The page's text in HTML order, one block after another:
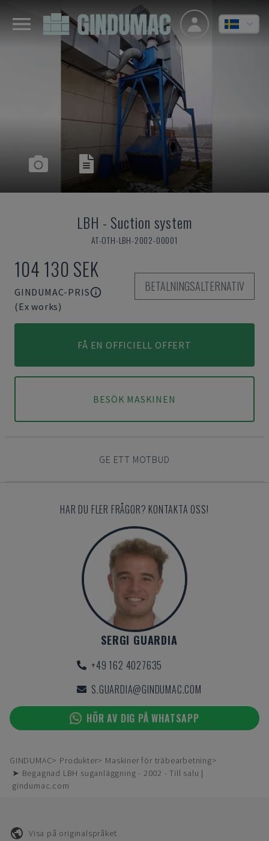
LBH - Suction system
AT-OTH-LBH-2002-00001
104 130 SEK
GINDUMAC-PRIS
(Ex works)
BETALNINGSALTERNATIV
FÅ EN OFFICIELL OFFERT
BESÖK MASKINEN
GE ETT MOTBUD
HAR DU FLER FRÅGOR? KONTAKTA OSS!
SERGI GUARDIA
+49 162 4027635
S.GUARDIA@GINDUMAC.COM
HÖR AV DIG PÅ WHATSAPP
GINDUMAC Produkter
Maskiner för träbearbetning
➤ Begagnad LBH suganläggning - 2002 - Till salu |
gindumac.com
Visa på originalspråket